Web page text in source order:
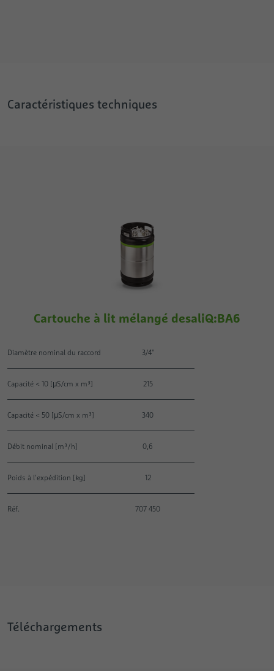
Caractéristiques techniques
Cartouche à lit mélangé desaliQ:BA6
Diamètre nominal du raccord 3/4"
Capacité < 10 [μS/cm x m³] 215
Capacité < 50 [μS/cm x m³] 340
Débit nominal [m³ / h] 0,6
Poids à l'expédition [kg] 12
Réf. 707 450
Téléchargements